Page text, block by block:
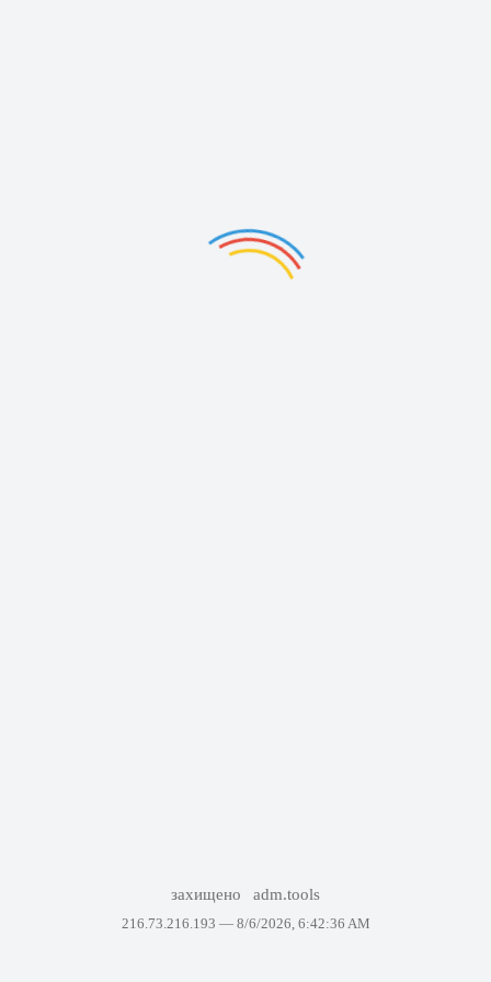
захищено adm.tools
216.73.216.193 — 8/6/2026, 6:42:36 AM